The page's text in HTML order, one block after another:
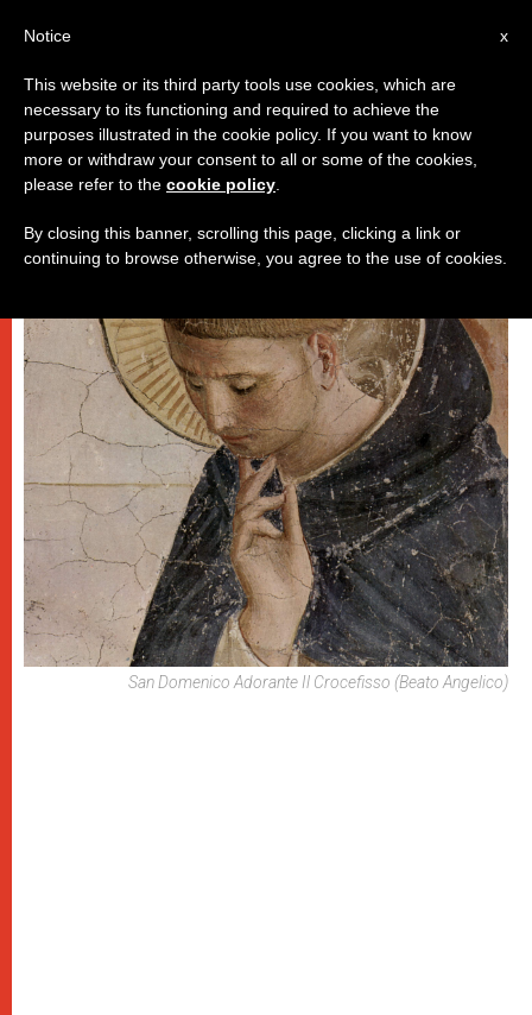
DICASTERI
San Domenico Adorante Il Crocefisso (Beato Angelico)
x
Notice
This website or its third party tools use cookies, which are
necessary to its functioning and required to achieve the
purposes illustrated in the cookie policy. If you want to know
more or withdraw your consent to all or some of the cookies,
please refer to the cookie policy
By closing this banner, scrolling this page, clicking a link or
continuing to browse otherwise, you agree to the use of cookies.